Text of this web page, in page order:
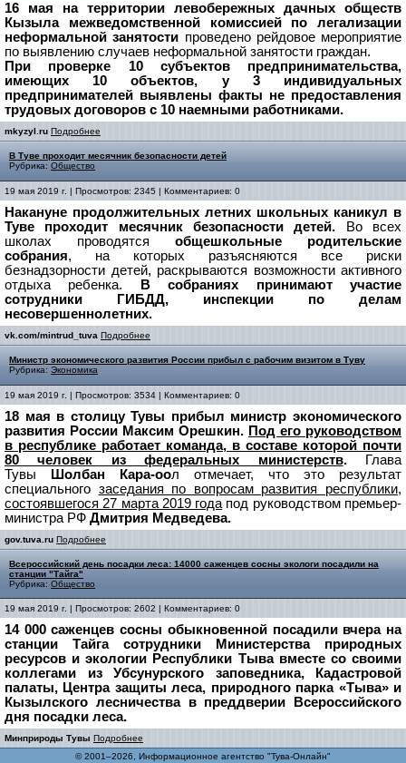
16 мая на территории левобережных дачных обществ
Кызыла межведомственной комиссией по легализации
неформальной занятости проведено рейдовое мероприятие
по выявлению случаев неформальной занятости граждан.
При проверке 10 субъектов предпринимательства,
имеющих 10 объектов, у 3 индивидуальных
предпринимателей выявлены факты не предоставления
трудовых договоров с 10 наемными работниками.
mkyzyl.ru Подробнее
В Туве проходит месячник безопасности детей
Рубрика: Общество
19 мая 2019 г. | Просмотров: 2345 | Комментариев: 0
Накануне продолжительных летних школьных каникул в
Туве проходит месячник безопасности детей.
Во всех
школах проводятся общешкольные родительские
собрания, на которых разъясняются все риски
безнадзорности детей, раскрываются возможности активного
отдыха ребенка.
В собраниях принимают участие
сотрудники ГИБДД, инспекции по делам
несовершеннолетних.
vk.com/mintrud_tuva Подробнее
Министр экономического развития России прибыл с рабочим визитом в Туву
Рубрика: Экономика
19 мая 2019 г. | Просмотров: 3534 | Комментариев: 0
18 мая в столицу Тувы прибыл министр экономического
развития России Максим Орешкин. Под его руководством
в республике работает команда, в составе которой почти
80 человек из федеральных министерств.
Глава
Тувы Шолбан Кара-оол отмечает, что это результат
специального заседания по вопросам развития республики,
состоявшегося 27 марта 2019 годапод руководством премьер-
министра РФ Дмитрия Медведева.
gov.tuva.ru Подробнее
Всероссийский день посадки леса: 14000 саженцев сосны экологи посадили на
станции "Тайга"
Рубрика: Общество
19 мая 2019 г. | Просмотров: 2602 | Комментариев: 0
14 000 саженцев сосны обыкновенной посадили вчера на
станции Тайга сотрудники Министерства природных
ресурсов и экологии Республики Тыва вместе со своими
коллегами из Убсунурского заповедника, Кадастровой
палаты, Центра защиты леса, природного парка «Тыва» и
Кызылского лесничества в преддверии Всероссийского
дня посадки леса.
Минприроды Тувы Подробнее
© 2001–2026, Информационное агентство "Тува-Онлайн"